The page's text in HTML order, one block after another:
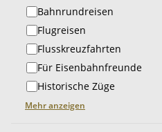
Bahnrundreisen
Flugreisen
Flusskreuzfahrten
Für Eisenbahnfreunde
Historische Züge
Mehr anzeigen